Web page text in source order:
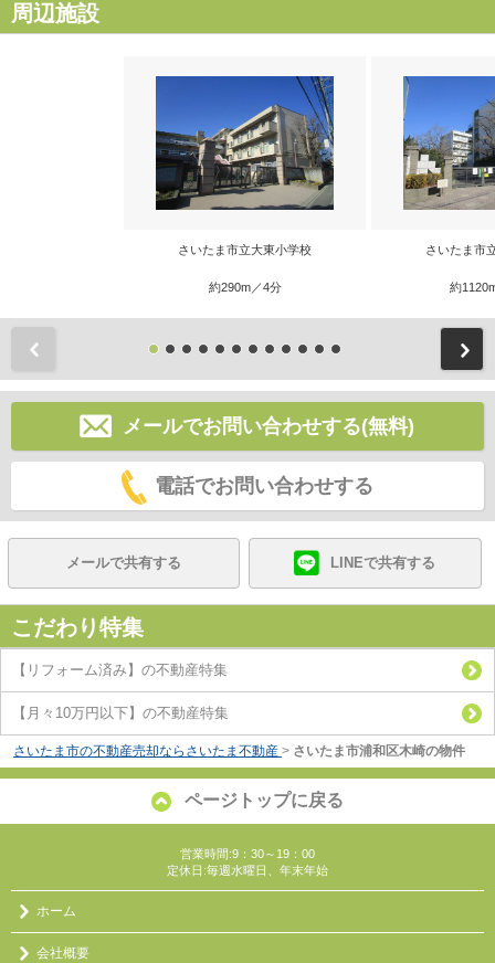
周辺施設
さいたま市立大東小学校
約290m／4分
さいたま市
約
メールでお問い合わせする(無料)
電話でお問い合わせする
メールで共有する LINEで共有する
こだわり特集
【リフォーム済み】の不動産特集
【月々10万円以下】の不動産特集
さいたま市の不動産売却ならさいたま不動産 > さいたま市浦和区木崎の物件
ページトップに戻る
営業時間:9：30～19：00
定休日:毎週水曜日、年末年始
ホーム
会社概要